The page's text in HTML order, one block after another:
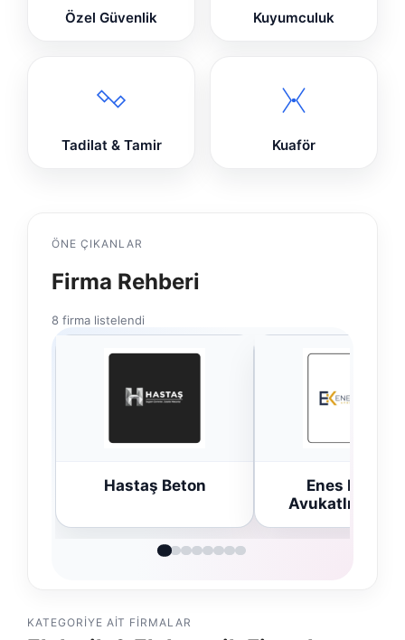
Özel Güvenlik Kuyumculuk
Tadilat & Tamir Kuaför
ÖNE ÇIKANLAR
Firma Rehberi
8 firma listelendi
Hastaş Beton
Enes Kaplan
Avukatlık
KATEGORIYE AIT FIRMALAR